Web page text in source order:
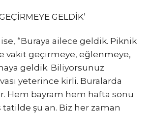
GELDİK’
“Buraya ailece geldik. Piknik
vakit geçirmeye, eğlenmeye,
geldik. Biliyorsunuz
yeterince kirli. Buralarda
Hem bayram hem hafta sonu
şu an. Biz her zaman